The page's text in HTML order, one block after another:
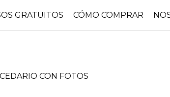
GRATUITOS CÓMO COMPRAR
CON FOTOS